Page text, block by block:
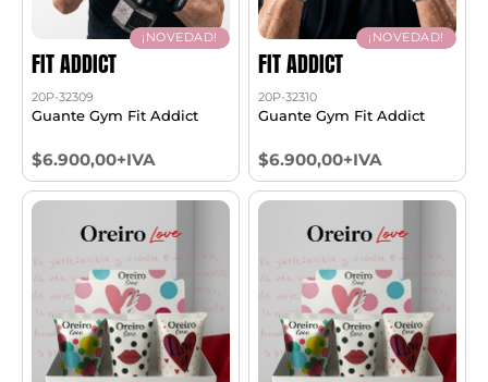
¡NOVEDAD!
FIT ADDICT
20P-32309
Guante Gym Fit Addict
$6.900,00+IVA
¡NOVEDAD!
FIT ADDICT
20P-32310
Guante Gym Fit Addict
$6.900,00+IVA